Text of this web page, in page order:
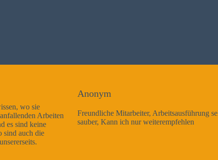
Freundliche Mitarbeiter, Arbeitsausführung sehr gut und sehr
sauber, Kann ich nur weiterempfehlen